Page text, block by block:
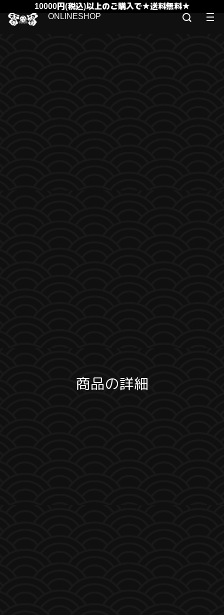
10000円(税込)以上のご購入で★送料無料★
商品の詳細
ONLINESHOP